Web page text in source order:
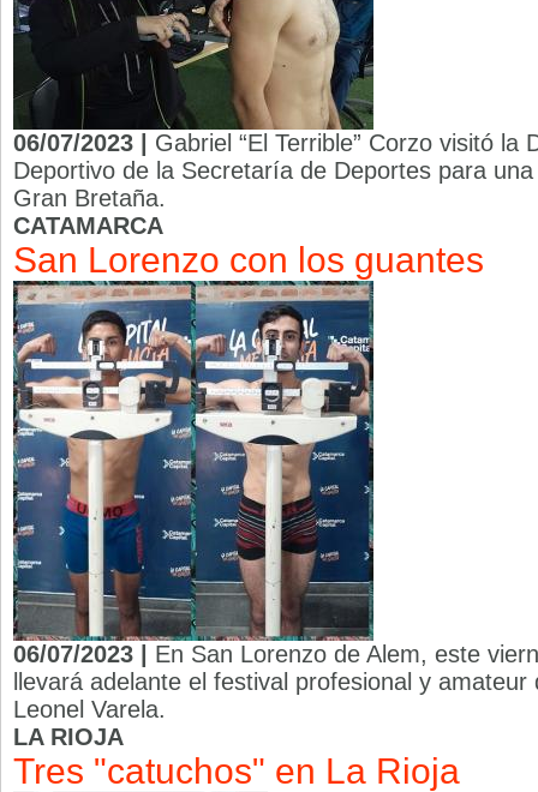
06/07/2023 | Gabriel “El Terrible” Corzo visitó la
Deportivo de la Secretaría de Deportes para
Gran Bretaña.
CATAMARCA
San Lorenzo con los guantes
06/07/2023 | En San Lorenzo de Alem, este
llevará adelante el festival profesional y
Leonel Varela.
LA RIOJA
Tres "catuchos" en La Rioja